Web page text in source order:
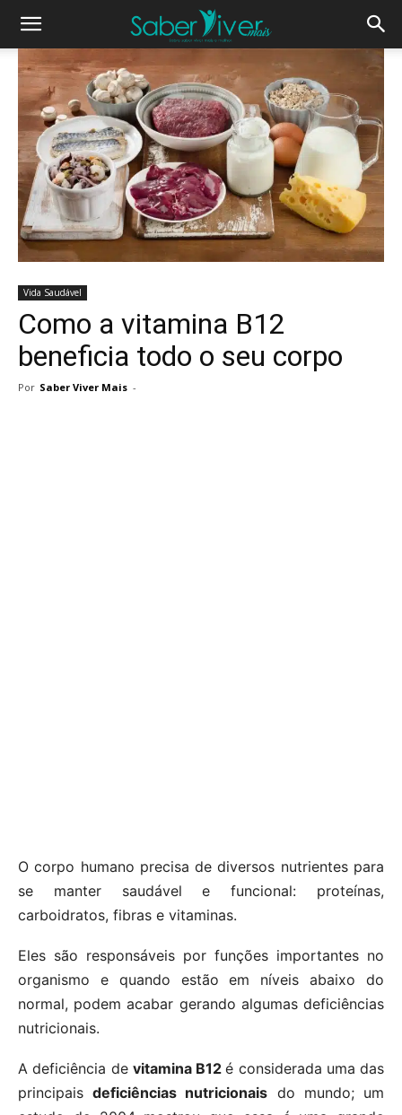
Vida Saudável
Como a vitamina B12
beneficia todo o seu corpo
Por Saber Viver Mais -
O corpo humano precisa de diversos nutrientes para
se manter saudável e funcional: proteínas,
carboidratos, fibras e vitaminas.
Eles são responsáveis por funções importantes no
organismo e quando estão em níveis abaixo do
normal, podem acabar gerando algumas deficiências
nutricionais.
A deficiência de vitamina B12é considerada uma das
principaisdeficiências nutricionais do mundo; um